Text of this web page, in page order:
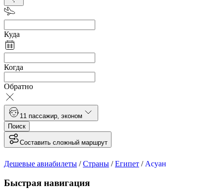
Куда
Когда
Обратно
1 1 пассажир эконом
Поиск
Составить сложный маршрут
Дешевые авиабилеты /Страны /Египет / Асуан
Быстрая навигация